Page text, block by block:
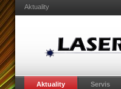
Aktuality
Aktuality Servis